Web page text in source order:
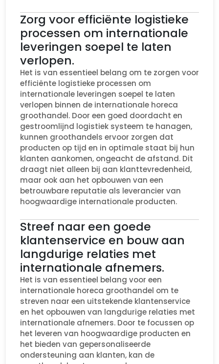
Zorg voor efficiënte logistieke
processen om internationale
leveringen soepel te laten
verlopen.
Het is van essentieel belang om te zorgen voor
efficiënte logistieke processen om
internationale leveringen soepel te laten
verlopen binnen de internationale horeca
groothandel. Door een goed doordacht en
gestroomlijnd logistiek systeem te hanagen,
kunnen groothandels ervoor zorgen dat
producten op tijd en in optimale staat bij hun
klanten aankomen, ongeacht de afstand. Dit
draagt niet alleen bij aan klanttevredenheid,
maar ook aan het opbouwen van een
betrouwbare reputatie als leverancier van
hoogwaardige internationale producten.
Streef naar een goede
klantenservice en bouw aan
langdurige relaties met
internationale afnemers.
Het is van essentieel belang voor een
internationale horeca groothandel om te
streven naar een uitstekende klantenservice
en het opbouwen van langdurige relaties met
internationale afnemers. Door te focussen op
het leveren van hoogwaardige producten en
het bieden van gepersonaliseerde
ondersteuning aan klanten, kan de